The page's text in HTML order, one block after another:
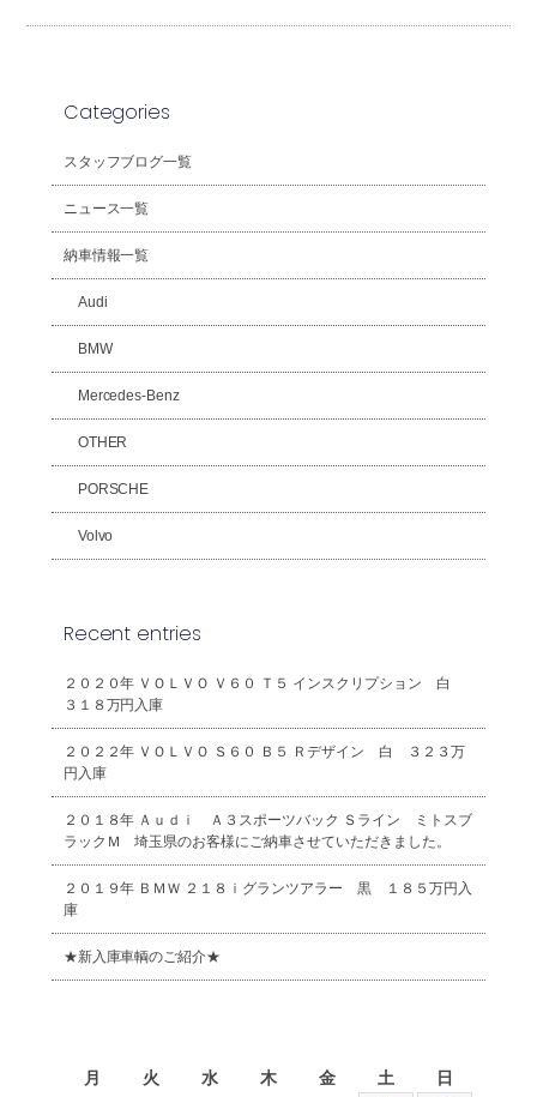
Categories
スタッフブログ一覧
ニュース一覧
納車情報一覧
Audi
BMW
Mercedes-Benz
OTHER
PORSCHE
Volvo
Recent entries
２０２０年 ＶＯＬＶＯ Ｖ６０ Ｔ５ インスクリプション 白
３１８万円入庫
２０２２年 ＶＯＬＶＯ Ｓ６０ Ｂ５ Ｒデザイン 白 ３２３万
円入庫
２０１８年 Ａｕｄｉ Ａ３スポーツバック Ｓライン ミトスブ
ラックＭ 埼玉県のお客様にご納車させていただきました。
２０１９年 ＢＭＷ ２１８ｉグランツアラー 黒 １８５万円入
庫
★新入庫車輌のご紹介★
月 火 水 木 金 土 日